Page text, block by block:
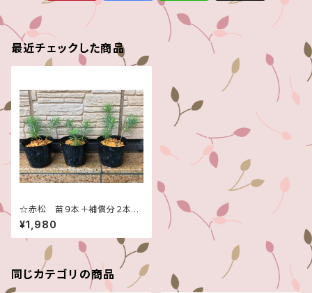
最近チェックした商品
☆赤松 苗９本＋補償分２本！
☆盆栽用等に♪☆信州産☆中
サイズ☆
¥1,980
同じカテゴリの商品